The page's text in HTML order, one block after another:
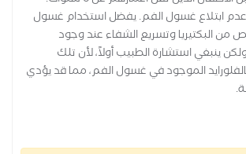
عدم ابتلاع غسول الفم. يفضل استخدام غسول
البكتيريا وتسريع الشفاء عند وجود
ينبغي استشارة الطبيب أولاً، لأن تلك
الموجود في غسول الفم، مما قد يؤدي